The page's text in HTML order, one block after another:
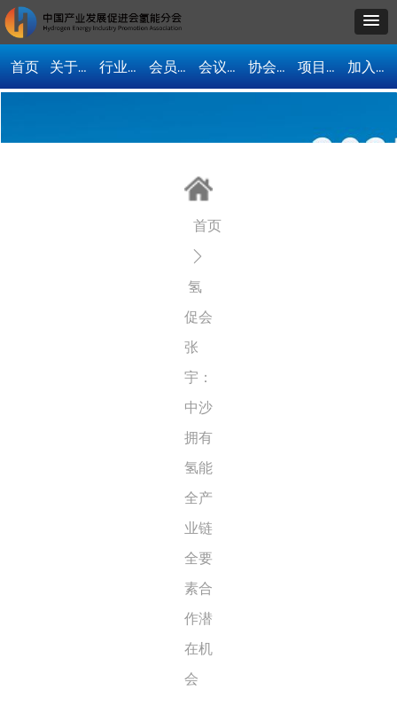
首页 关于我们 行业资讯 会员单位 会议活动 协会动态 项目合作 加入协会
首页
ꄲ
氢
促会
张
宇：
中沙
拥有
氢能
全产
业链
全要
素合
作潜
在机
会